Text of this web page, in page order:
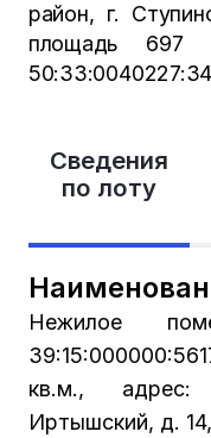
Сведения
по лоту
Нежилое
кв.м.,
Иртышский, д.
район, г.
площадь 697